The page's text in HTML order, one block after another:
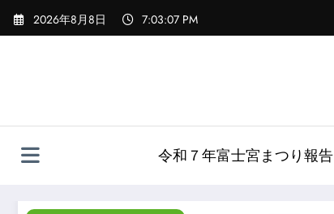
ス
2026年8月8日 7:03:09 PM
令和７年富士宮まつり報告